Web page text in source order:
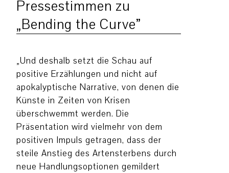
Pressestimmen zu
„Bending the Curve”
„Und deshalb setzt die Schau auf
positive Erzählungen und nicht auf
apokalyptische Narrative, von denen die
Künste in Zeiten von Krisen
überschwemmt werden. Die
Präsentation wird vielmehr von dem
positiven Impuls getragen, dass der
steile Anstieg des Artensterbens durch
neue Handlungsoptionen gemildert